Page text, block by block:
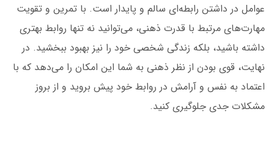
عوامل در داشتن رابطه‌ای سالم و پایدار است. با تمرین و تقویت
مهارت‌های مرتبط با قدرت ذهنی، می‌توانید نه تنها روابط بهتری
داشته باشید، بلکه زندگی شخصی خود را نیز بهبود ببخشید. در
نهایت، قوی بودن از نظر ذهنی به شما این امکان را می‌دهد که با
اعتماد به نفس و آرامش در روابط خود پیش بروید و از بروز
مشکلات جدی جلوگیری کنید.